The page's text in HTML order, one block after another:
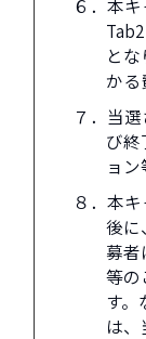
６．本
と
かる
７．当
び終
ョ
８．本
後に
募者
等の
す
は、